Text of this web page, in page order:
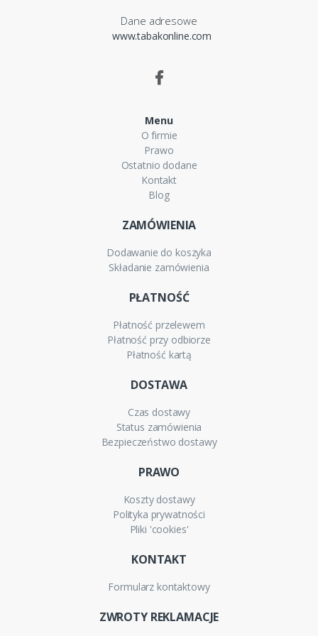
Dane adresowe
www.tabakonline.com
Menu
O firmie
Prawo
Ostatnio dodane
Kontakt
Blog
ZAMÓWIENIA
Dodawanie do koszyka
Składanie zamówienia
PŁATNOŚĆ
Płatność przelewem
Płatność przy odbiorze
Płatność kartą
DOSTAWA
Czas dostawy
Status zamówienia
Bezpieczeństwo dostawy
PRAWO
Koszty dostawy
Polityka prywatności
Pliki 'cookies'
KONTAKT
Formularz kontaktowy
ZWROTY REKLAMACJE